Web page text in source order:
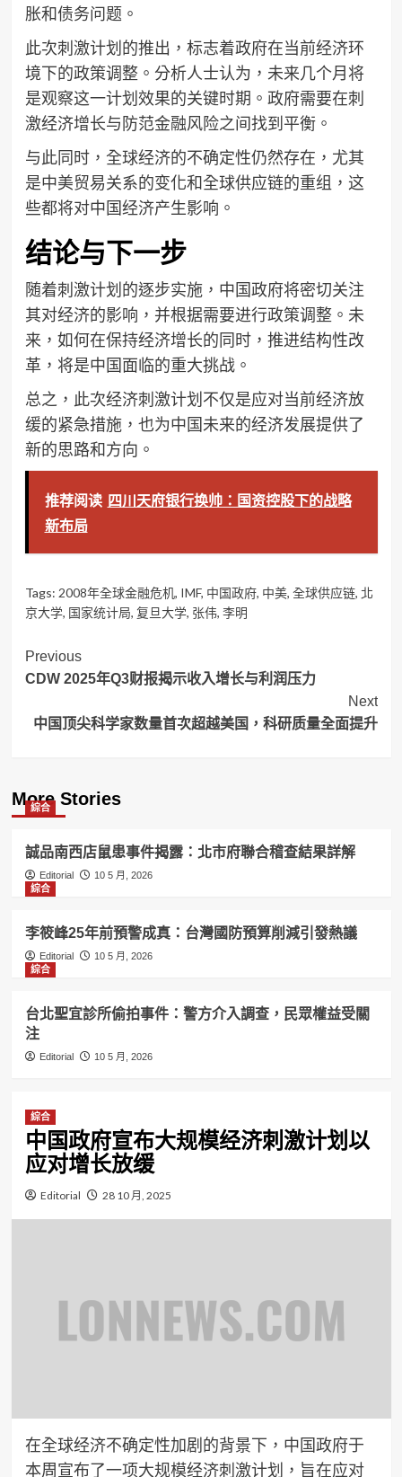
胀和债务问题。
此次刺激计划的推出，标志着政府在当前经济环
境下的政策调整。分析人士认为，未来几个月将
是观察这一计划效果的关键时期。政府需要在刺
激经济增长与防范金融风险之间找到平衡。
与此同时，全球经济的不确定性仍然存在，尤其
是中美贸易关系的变化和全球供应链的重组，这
些都将对中国经济产生影响。
结论与下一步
随着刺激计划的逐步实施，中国政府将密切关注
其对经济的影响，并根据需要进行政策调整。未
来，如何在保持经济增长的同时，推进结构性改
革，将是中国面临的重大挑战。
总之，此次经济刺激计划不仅是应对当前经济放
缓的紧急措施，也为中国未来的经济发展提供了
新的思路和方向。
推荐阅读 四川天府银行换帅：国资控股下的战略
新布局
Tags: 2008年全球金融危机, IMF, 中国政府, 中美, 全球供应链, 北
京大学, 国家统计局, 复旦大学, 张伟, 李明
Post
Navigation
Previous
CDW 2025年Q3财报揭示收入增长与利润压力
Next
中国顶尖科学家数量首次超越美国，科研质量全面提升
More Stories
綜合
誠品南西店鼠患事件揭露：北市府聯合稽查結果詳解
Editorial
10 5 月, 2026
綜合
李筱峰25年前預警成真：台灣國防預算削減引發熱議
Editorial
10 5 月, 2026
綜合
台北聖宜診所偷拍事件：警方介入調查，民眾權益受關
注
Editorial 10 5 月, 2026
綜合
中国政府宣布大规模经济刺激计划以
应对增长放缓
Editorial 28 10 月, 2025
在全球经济不确定性加剧的背景下，中国政府于
本周宣布了一项大规模经济刺激计划，旨在应对